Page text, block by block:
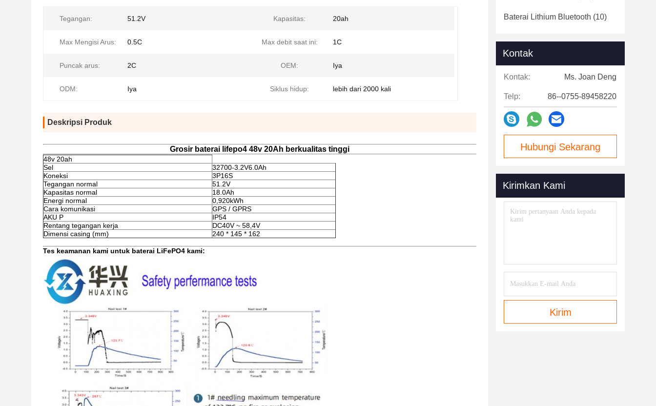
Tegangan: 51.2V Kapasitas: 20ah
Max Mengisi Arus: 0.5C Max debit saat ini: 1C
Puncak arus: 2C OEM: Iya
ODM: Iya Siklus hidup: lebih dari 2000 kali
Deskripsi Produk
Grosir baterai lifepo4 48v 20Ah berkualitas tinggi
48v 20ah
Sel
32700-3.2V6.0Ah
Koneksi
3P16S
Tegangan normal
51.2V
Kapasitas normal
18.0Ah
Energi normal
0,920kWh
Cara komunikasi
GPS / GPRS
AKU P
IP54
Rentang tegangan kerja
DC40V ~ 58,4V
Dimensi casing (mm)
240 * 145 * 162
Tes keamanan kami untuk baterai LiFePO4 kami:
Baterai Lithium Bluetooth (10)
Kontak
Kontak: Ms. Joan Deng
Telp: 86--0755-89458220
Hubungi Sekarang
Kirimkan Kami
Kirim